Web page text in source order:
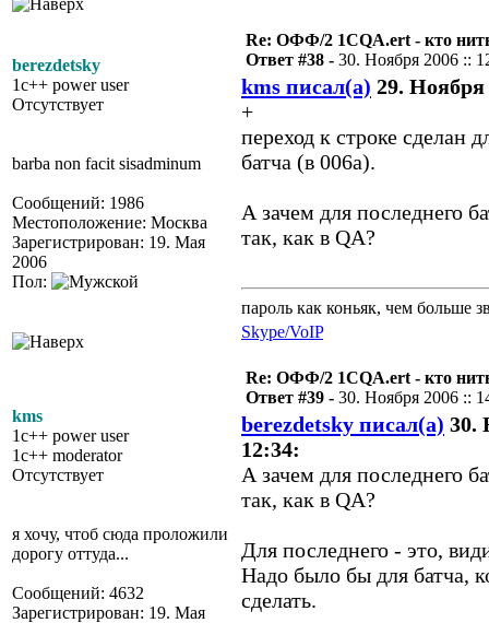
berezdetsky
1c++ power user
Отсутствует
barba non facit sisadminum
Сообщений: 1986
Местоположение: Москва
Зарегистрирован: 19. Мая
2006
Пол:
Re: ОФФ/2 1CQA.ert - кто
Ответ #38 - 30. Ноября 2006 ::
kms писал(а) 29. Ноября
+
переход к строке сделан
батча (в 006a).
А зачем для последнего
так, как в QA?
пароль как коньяк, чем больше
Skype/VoIP
kms
1c++ power user
1c++ moderator
Отсутствует
я хочу, чтоб сюда проложили
дорогу оттуда...
Сообщений: 4632
Зарегистрирован: 19. Мая
Re: ОФФ/2 1CQA.ert - кто
Ответ #39 - 30. Ноября 2006 ::
berezdetsky писал(а) 30.
12:34:
А зачем для последнего
так, как в QA?
Для последнего - это,
Надо было бы для батча,
сделать.